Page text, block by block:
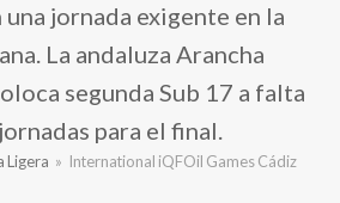
jornada exigente en la
La andaluza Arancha
segunda Sub 17 a falta
para el final.
Ligera » International iQFOil Games Cádiz